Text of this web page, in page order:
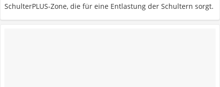
SchulterPLUS-Zone, die für eine Entlastung der Schultern sorgt.